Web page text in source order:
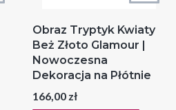
Obraz Tryptyk Kwiaty
Beż Złoto Glamour |
Nowoczesna
Dekoracja na Płótnie
Cena
166,00 zł